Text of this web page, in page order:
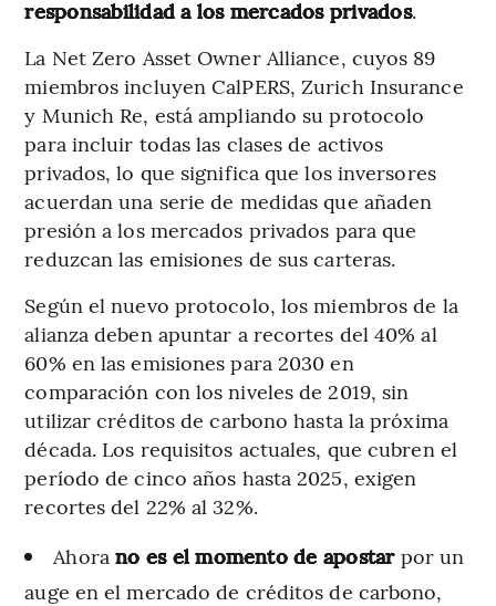
responsabilidad a los mercados privados.
La Net Zero Asset Owner Alliance, cuyos 89
miembros incluyen CalPERS, Zurich Insurance
y Munich Re, está ampliando su protocolo
para incluir todas las clases de activos
privados, lo que significa que los inversores
acuerdan una serie de medidas que añaden
presión a los mercados privados para que
reduzcan las emisiones de sus carteras.
Según el nuevo protocolo, los miembros de la
alianza deben apuntar a recortes del 40% al
60% en las emisiones para 2030 en
comparación con los niveles de 2019, sin
utilizar créditos de carbono hasta la próxima
década. Los requisitos actuales, que cubren el
período de cinco años hasta 2025, exigen
recortes del 22% al 32%.
Ahora no es el momento de apostar por un
auge en el mercado de créditos de carbono,